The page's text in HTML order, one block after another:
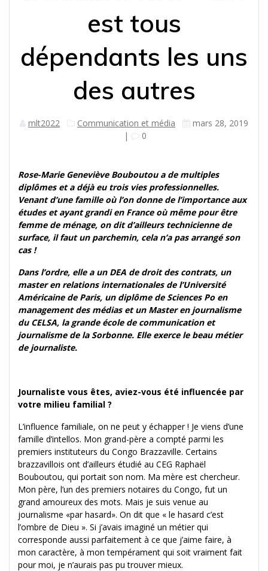
est tous
dépendants les uns
des autres
mlt2022 Communication et média
mars 28, 2019
|
0
Rose-Marie Geneviève Bouboutou a de multiples
diplômes et a déjà eu trois vies professionnelles.
Venant d’une famille où l’on donne de l’importance aux
études et ayant grandi en France où même pour être
femme de ménage, on dit d’ailleurs technicienne de
surface, il faut un parchemin, cela n’a pas arrangé son
cas !
Dans l’ordre, elle a un DEA de droit des contrats, un
master en relations internationales de l’Université
Américaine de Paris, un diplôme de Sciences Po en
management des médias et un Master en journalisme
du CELSA, la grande école de communication et
journalisme de la Sorbonne. Elle exerce le beau métier
de journaliste.
Journaliste vous êtes, aviez-vous été influencée par
votre milieu familial ?
L’influence familiale, on ne peut y échapper ! Je viens d’une
famille d’intellos. Mon grand-père a compté parmi les
premiers instituteurs du Congo Brazzaville. Certains
brazzavillois ont d’ailleurs étudié au CEG Raphaël
Bouboutou, qui portait son nom. Ma mère est chercheur.
Mon père, l’un des premiers notaires du Congo, fut un
grand amoureux des mots. Mais je suis venue au
journalisme «par hasard». On dit que « le hasard c’est
l’ombre de Dieu ». Si j’avais imaginé un métier qui
corresponde aussi parfaitement à ce que j’aime faire, à
mon caractère, à mon tempérament qui soit vraiment fait
pour moi, je n’aurais pas pu trouver mieux.